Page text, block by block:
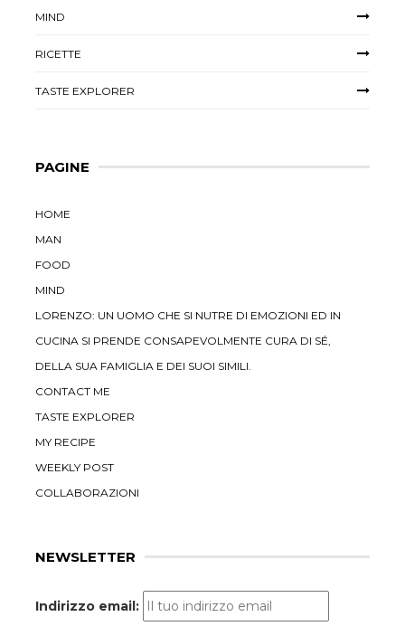
MIND
RICETTE
TASTE EXPLORER
PAGINE
HOME
MAN
FOOD
MIND
LORENZO: UN UOMO CHE SI NUTRE DI EMOZIONI ED IN
CUCINA SI PRENDE CONSAPEVOLMENTE CURA DI SÉ,
DELLA SUA FAMIGLIA E DEI SUOI SIMILI.
CONTACT ME
TASTE EXPLORER
MY RECIPE
WEEKLY POST
COLLABORAZIONI
NEWSLETTER
Indirizzo email: